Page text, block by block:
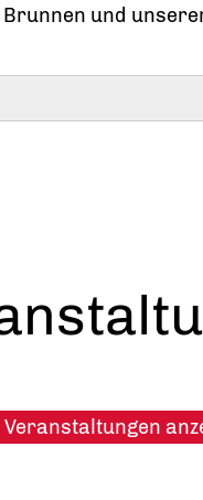
und
Veranstaltungen